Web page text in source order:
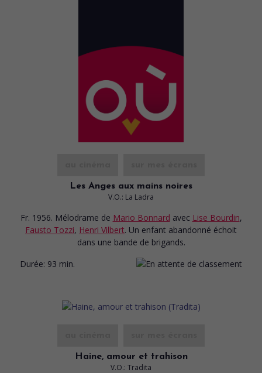
Les Anges aux mains noires
V.O.: La Ladra
Fr. 1956. Mélodrame de Mario Bonnard avec Lise Bourdin,
Fausto Tozzi, Henri Vilbert. Un enfant abandonné échoit
dans une bande de brigands.
Durée: 93 min.
Haine, amour et trahison
V.O.: Tradita